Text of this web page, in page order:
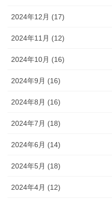
2024年12月 (17)
2024年11月 (12)
2024年10月 (16)
2024年9月 (16)
2024年8月 (16)
2024年7月 (18)
2024年6月 (14)
2024年5月 (18)
2024年4月 (12)